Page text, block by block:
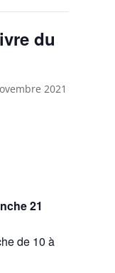
du
2021
21
de 10 à